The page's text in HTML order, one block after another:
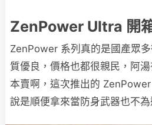
ZenPower Ultra 開
ZenPower 系列真的是國產眾
質優良，價格也都很親民，阿
本賣啊，這次推出的
說是順便拿來當防身武器也不為